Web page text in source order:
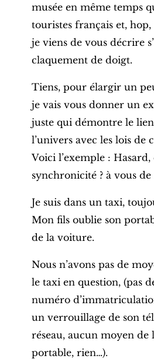
musée en même temps
touristes français et,
je viens de vous décrire
claquement de doigt.
Tiens, pour élargir un
je vais vous donner un
juste qui démontre le
l’univers avec les lois de
Voici l’exemple :
synchronicité ? à vous
Je suis dans un taxi,
Mon fils oublie son
de la voiture.
Nous n’avons pas de
le taxi en question, (pas
numéro
un verrouillage de son
réseau, aucun moyen de
portable, rien…).